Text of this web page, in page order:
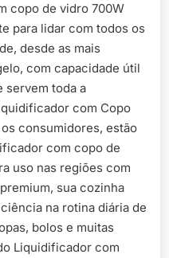
copo de vidro 700W
para lidar com todos os
desde as mais
com capacidade útil
servem toda a
com Copo
consumidores, estão
com copo de
uso nas regiões com
sua cozinha
na rotina diária de
bolos e muitas
Liquidificador com